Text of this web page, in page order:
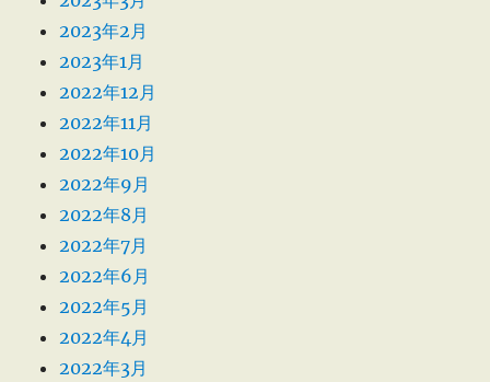
2023年2月
2023年1月
2022年12月
2022年11月
2022年10月
2022年9月
2022年8月
2022年7月
2022年6月
2022年5月
2022年4月
2022年3月